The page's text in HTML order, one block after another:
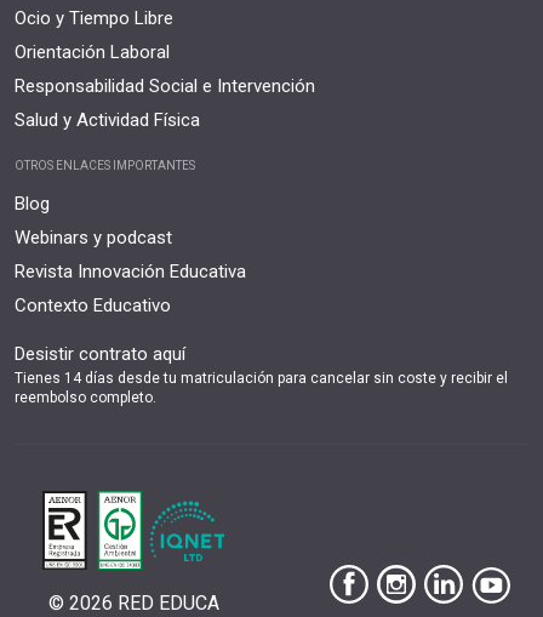
Ocio y Tiempo Libre
Orientación Laboral
Responsabilidad Social e Intervención
Salud y Actividad Física
OTROS ENLACES IMPORTANTES
Blog
Webinars y podcast
Revista Innovación Educativa
Contexto Educativo
Desistir contrato aquí
Tienes 14 días desde tu matriculación para cancelar sin coste y recibir el
reembolso completo.
© 2026 RED EDUCA